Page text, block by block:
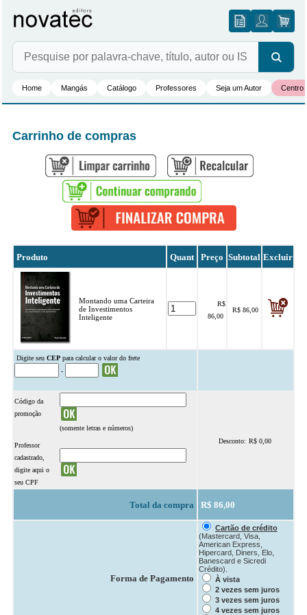
Home Mangás Catálogo Professores Seja um Autor Centro
Carrinho de compras
Produto Quant Preço Subtotal Excluir
Montando uma Carteira
de Investimentos
Inteligente
R$
86,00
R$ 86,00
Digite seu CEP para calcular o valor do frete
-
Código da
promoção
(somente letras e números)
Professor
cadastrado,
digite aqui o
seu CPF
Desconto: R$ 0,00.
Total da compra R$ 86,00
Forma de Pagamento
Cartão de crédito
(Mastercard, Visa,
American Express,
Hipercard, Diners, Elo,
Banescard e Sicredi
Crédito).
À vista
2 vezes sem juros
3 vezes sem juros
4 vezes sem juros